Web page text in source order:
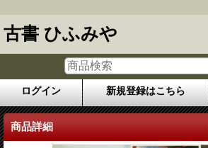
古書 ひふみや
ログイン 新規登録はこちら
商品詳細